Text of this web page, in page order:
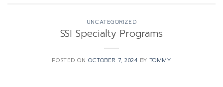
UNCATEGORIZED
SSI Specialty Programs
POSTED ONOCTOBER 7, 2024BY TOMMY